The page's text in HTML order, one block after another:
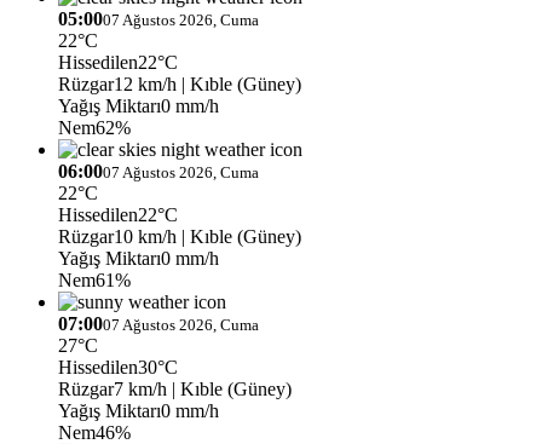
05:0007 Ağustos 2026, Cuma
22°C
Hissedilen22°C
Rüzgar12 km/h | Kıble (Güney)
Yağış Miktarı0 mm/h
Nem62%
06:0007 Ağustos 2026, Cuma
22°C
Hissedilen22°C
Rüzgar10 km/h | Kıble (Güney)
Yağış Miktarı0 mm/h
Nem61%
07:0007 Ağustos 2026, Cuma
27°C
Hissedilen30°C
Rüzgar7 km/h | Kıble (Güney)
Yağış Miktarı0 mm/h
Nem46%